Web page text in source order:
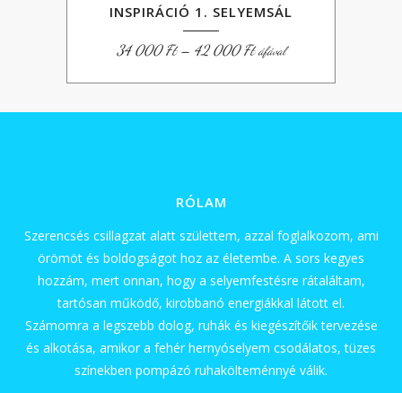
INSPIRÁCIÓ 1. SELYEMSÁL
34 000Ft – 42 000FtÁrtartomány:
34
000 Ft
áfával
RÓLAM
Szerencsés csillagzat alatt születtem, azzal foglalkozom, ami
örömöt és boldogságot hoz az életembe. A sors kegyes
hozzám, mert onnan, hogy a selyemfestésre rátaláltam,
tartósan működő, kirobbanó energiákkal látott el.
Számomra a legszebb dolog, ruhák és kiegészítőik tervezése
és alkotása, amikor a fehér hernyóselyem csodálatos, tüzes
színekben pompázó ruhakölteménnyé válik.